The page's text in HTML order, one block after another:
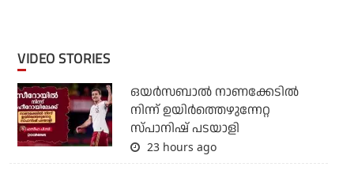
VIDEO STORIES
ഒയര്‍സബാൽ നാണക്കേടിൽ
നിന്ന് ഉയിർത്തെഴുന്നേറ്റ
സ്പാനിഷ് പടയാളി
23 hours ago